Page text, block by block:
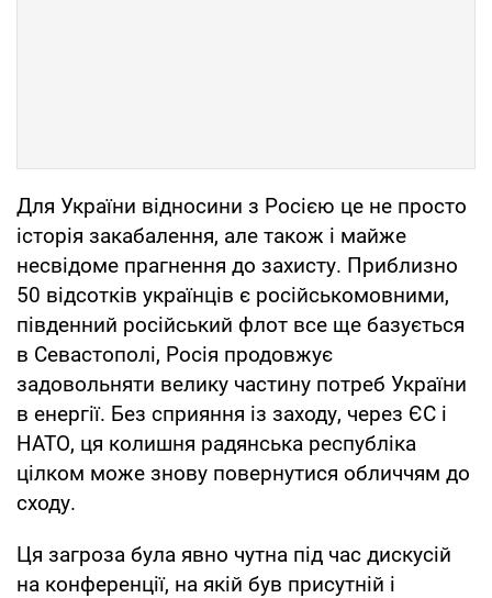
Для України відносини з Росією це не просто
історія закабалення, але також і майже
несвідоме прагнення до захисту. Приблизно
50 відсотків українців є російськомовними,
південний російський флот все ще базується
в Севастополі, Росія продовжує
задовольняти велику частину потреб України
в енергії. Без сприяння із заходу, через ЄС і
НАТО, ця колишня радянська республіка
цілком може знову повернутися обличчям до
сходу.
Ця загроза була явно чутна під час дискусій
на конференції, на якій був присутній і